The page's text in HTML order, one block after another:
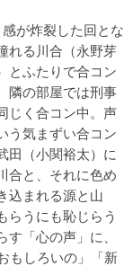
が炸裂した回とな
れる川合（永野芽
とふたりで合コン
隣の部屋では刑事
じく合コン中。声
う気まずい合コン
田（小関裕太）に
合と、それに色め
込まれる源と山
らうにも恥じらう
「心の声」に、
もしろいの」「新